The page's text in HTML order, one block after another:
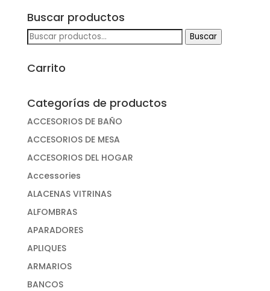
Buscar productos
Buscar
por:
Buscar
Carrito
Categorías de productos
ACCESORIOS DE BAÑO
ACCESORIOS DE MESA
ACCESORIOS DEL HOGAR
Accessories
ALACENAS VITRINAS
ALFOMBRAS
APARADORES
APLIQUES
ARMARIOS
BANCOS